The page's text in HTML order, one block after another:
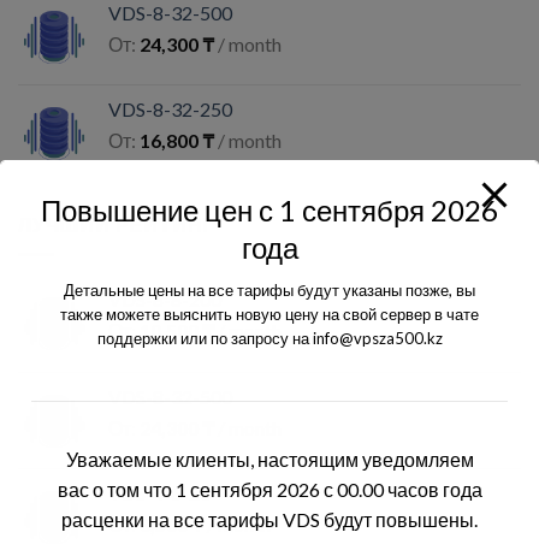
VDS-8-32-500
От: 24,300₸ / month
VDS-8-32-250
От: 16,800₸ / month
ЛУЧШИЙ РЕЙТИНГ
VDS-8-8-200
От:10,500₸/ month
VDS-8-32-500
VDS-4-6-20
От:3,500₸ / month
Повышение цен с 1 сентября 2026
года
Детальные цены на все тарифы будут указаны позже, вы
также можете выяснить новую цену на свой сервер в чате
поддержки или по запросу на info@vpsza500.kz
Уважаемые клиенты, настоящим уведомляем
вас о том что 1 сентября 2026 с 00.00 часов года
расценки на все тарифы VDS будут повышены.